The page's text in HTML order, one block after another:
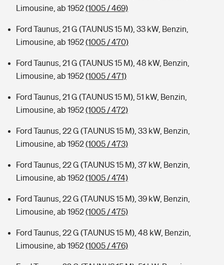
Limousine, ab 1952(1005 / 469)
Ford Taunus, 21 G (TAUNUS 15 M), 33 kW, Benzin,
Limousine, ab 1952(1005 / 470)
Ford Taunus, 21 G (TAUNUS 15 M), 48 kW, Benzin,
Limousine, ab 1952(1005 / 471)
Ford Taunus, 21 G (TAUNUS 15 M), 51 kW, Benzin,
Limousine, ab 1952(1005 / 472)
Ford Taunus, 22 G (TAUNUS 15 M), 33 kW, Benzin,
Limousine, ab 1952(1005 / 473)
Ford Taunus, 22 G (TAUNUS 15 M), 37 kW, Benzin,
Limousine, ab 1952(1005 / 474)
Ford Taunus, 22 G (TAUNUS 15 M), 39 kW, Benzin,
Limousine, ab 1952(1005 / 475)
Ford Taunus, 22 G (TAUNUS 15 M), 48 kW, Benzin,
Limousine, ab 1952(1005 / 476)